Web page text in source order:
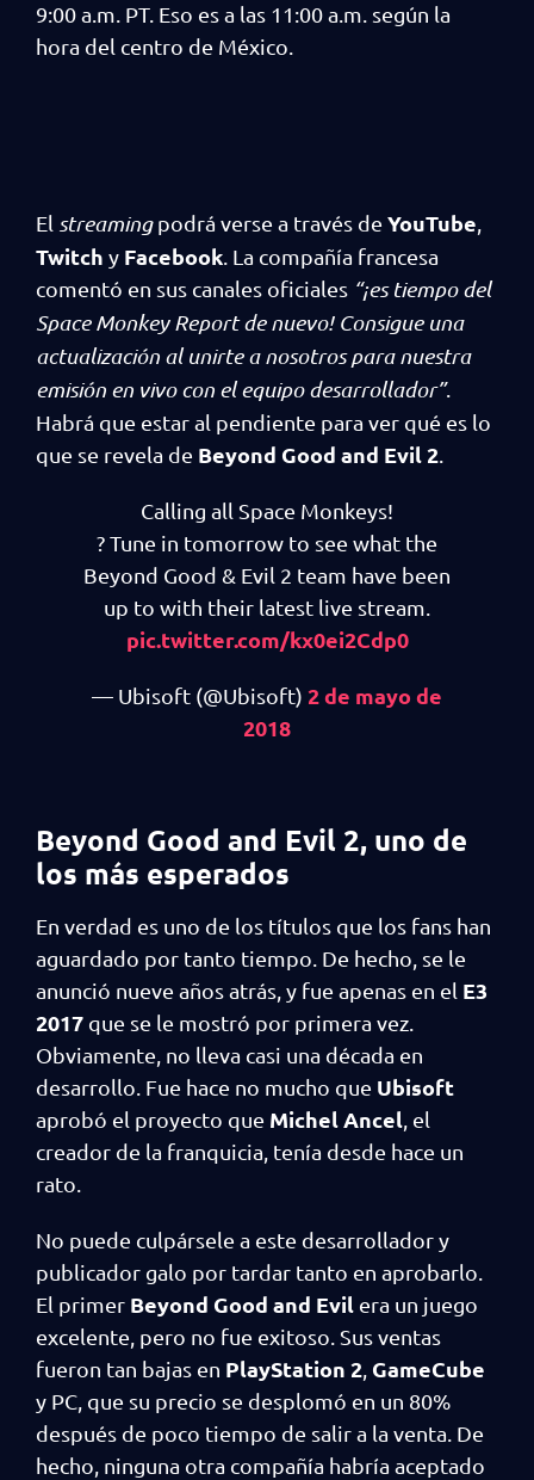
9:00 a.m. PT. Eso es a las 11:00 a.m. según la
hora del centro de México.
El streamingpodrá verse a través de YouTube,
Twitch y Facebook. La compañía francesa
comentó en sus canales oficiales “¡es tiempo del
Space Monkey Report de nuevo! Consigue una
actualización al unirte a nosotros para nuestra
emisión en vivo con el equipo desarrollador”.
Habrá que estar al pendiente para ver qué es lo
que se revela de Beyond Good and Evil 2.
Calling all Space Monkeys!
? Tune in tomorrow to see what the
Beyond Good & Evil 2 team have been
up to with their latest live stream.
pic.twitter.com/kx0ei2Cdp0
— Ubisoft (@Ubisoft) 2 de mayo de
2018
Beyond Good and Evil 2, uno de
los más esperados
En verdad es uno de los títulos que los fans han
aguardado por tanto tiempo. De hecho, se le
anunció nueve años atrás, y fue apenas en el E3
2017 que se le mostró por primera vez.
Obviamente, no lleva casi una década en
desarrollo. Fue hace no mucho que Ubisoft
aprobó el proyecto que Michel Ancel, el
creador de la franquicia, tenía desde hace un
rato.
No puede culpársele a este desarrollador y
publicador galo por tardar tanto en aprobarlo.
El primer Beyond Good and Evil era un juego
excelente, pero no fue exitoso. Sus ventas
fueron tan bajas en PlayStation 2, GameCube
y PC, que su precio se desplomó en un 80%
después de poco tiempo de salir a la venta. De
hecho, ninguna otra compañía habría aceptado